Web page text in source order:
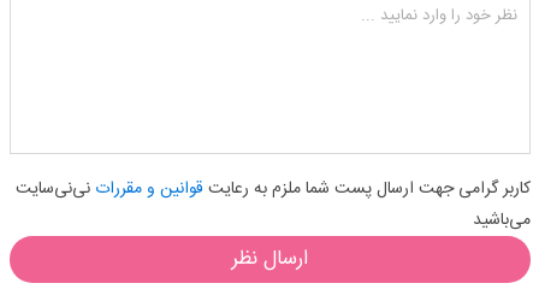
نظر خود را وارد نمایید ...
کاربر گرامی جهت ارسال پست شما ملزم به رعایت قوانین و مقرراتنی‌نی‌سایت
می‌باشید
ارسال نظر